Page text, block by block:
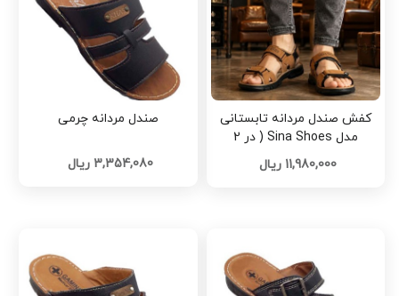
کفش صندل مردانه تابستانی
مدل Sina Shoes ( در 2
رنگبندی ) کد d664
11,980,000 ریال
صندل مردانه چرمی
3,354,080 ریال